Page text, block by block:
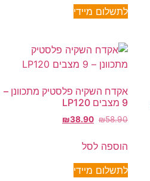
לתשלום מיידי
אקדח השקיה פלסטיק מתכוונן –
9 מצבים LP120
₪58.90
₪38.90
הוספה לסל
לתשלום מיידי